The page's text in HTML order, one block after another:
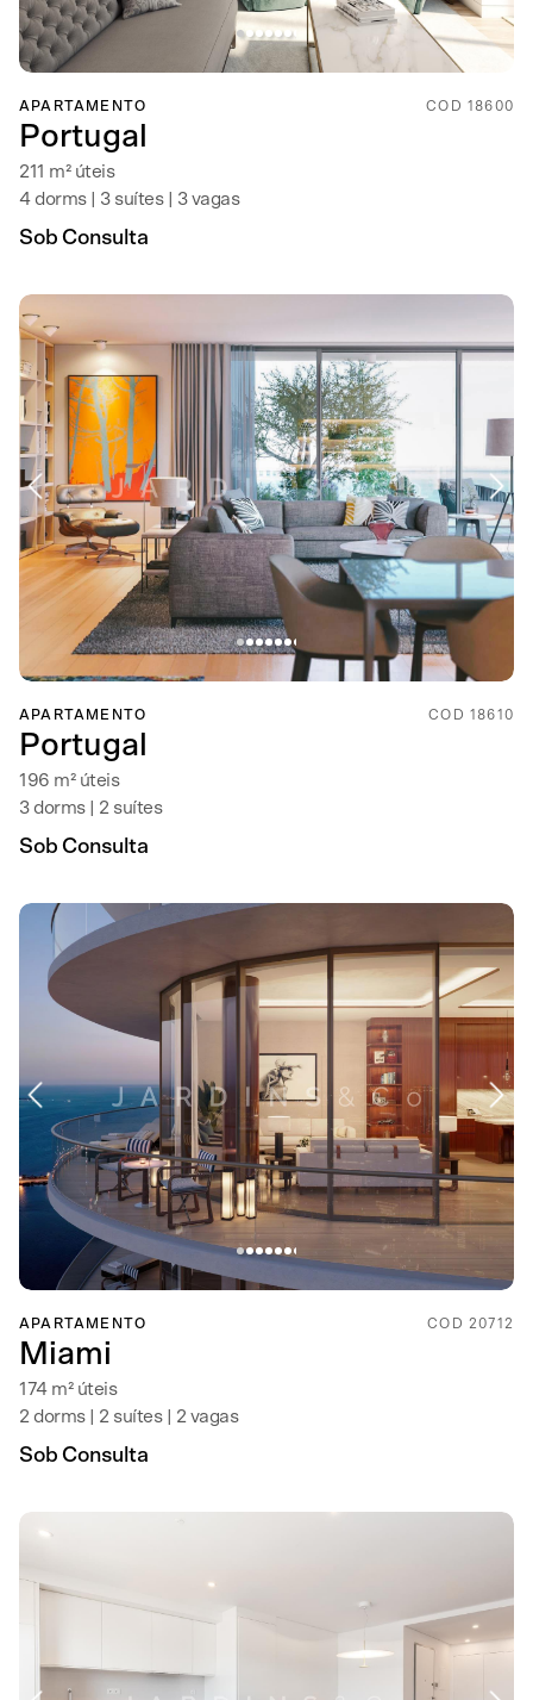
APARTAMENTO COD 18600
Portugal
211 m² úteis
4 dorms | 3 suítes | 3 vagas
Sob Consulta
APARTAMENTO COD 18610
Portugal
196 m² úteis
3 dorms | 2 suítes
Sob Consulta
APARTAMENTO COD 20712
Miami
174 m² úteis
2 dorms | 2 suítes | 2 vagas
Sob Consulta